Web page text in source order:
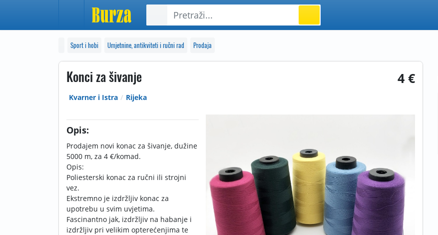
Sport i hobi Umjetnine, antikviteti i ručni rad Prodaja
Konci za šivanje 4 €
Kvarner i Istra Rijeka
Opis:
Prodajem novi konac za šivanje, dužine
5000 m, za 4 €/komad.
Opis:
Poliesterski konac za ručni ili strojni
vez.
Ekstremno je izdržljiv konac za
upotrebu u svim uvjetima.
Fascinantno jak, izdržljiv na habanje i
izdržljiv pri velikim opterećenjima te